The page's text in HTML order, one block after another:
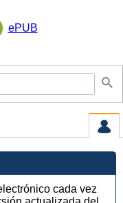
ePUB
cada vez